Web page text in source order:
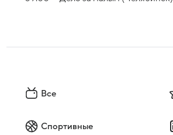
Все
Спортивные